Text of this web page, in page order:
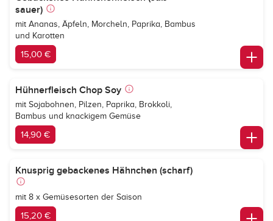
sauer)
mit Ananas, Äpfeln, Morcheln, Paprika, Bambus
und Karotten
15,00 €
Hühnerfleisch Chop Soy
mit Sojabohnen, Pilzen, Paprika, Brokkoli,
Bambus und knackigem Gemüse
14,90 €
Knusprig gebackenes Hähnchen (scharf)
mit 8 x Gemüsesorten der Saison
15,20 €